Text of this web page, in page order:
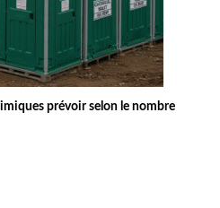
prévoir selon le nombre